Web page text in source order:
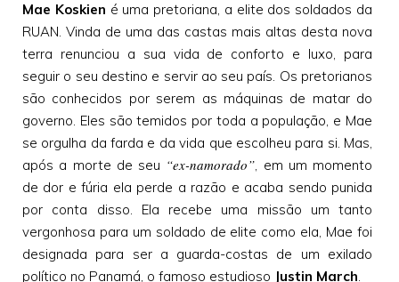
Mae Koskien é uma pretoriana, a elite dos soldados da
RUAN. Vinda de uma das castas mais altas desta nova
terra renunciou a sua vida de conforto e luxo, para
seguir o seu destino e servir ao seu país. Os pretorianos
são conhecidos por serem as máquinas de matar do
governo. Eles são temidos por toda a população, e Mae
se orgulha da farda e da vida que escolheu para si. Mas,
após a morte de seu “ex-namorado”, em um momento
de dor e fúria ela perde a razão e acaba sendo punida
por conta disso. Ela recebe uma missão um tanto
vergonhosa para um soldado de elite como ela, Mae foi
designada para ser a guarda-costas de um exilado
político no Panamá, o famoso estudioso Justin March.